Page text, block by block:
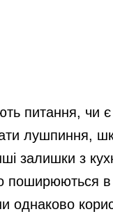
питання, чи
лушпиння,
залишки з
поширюються в
однаково